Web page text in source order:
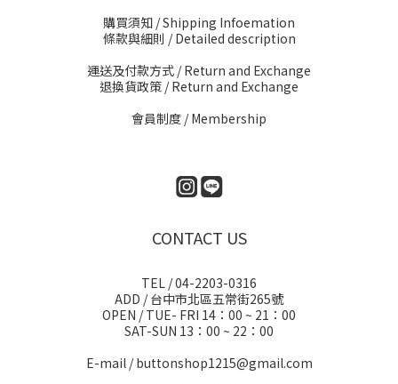
購買須知 / Shipping Infoemation
條款與細則 / Detailed description
運送及付款方式 / Return and Exchange
退換貨政策 / Return and Exchange
會員制度 / Membership
CONTACT US
TEL / 04-2203-0316
ADD / 台中市北區五常街265號
OPEN / TUE- FRI 14：00 ~ 21：00
SAT-SUN 13：00 ~ 22：00
E-mail / buttonshop1215@gmail.com